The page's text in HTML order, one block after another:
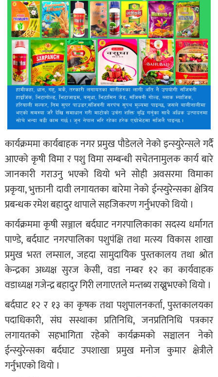
कार्यक्रममा कार्यबाहक नगर प्रमुख पौडेलले नेको इन्स्युरेन्सले गर्दै
आएको कृषी विमा र पशु विमा सम्बन्धी सचेतनामुलक कार्य बारे
जानकारी गराउनु भएको थियो भने सोही अवसरमा विमाका
प्रकृया, भुक्तानी दावी लगायतका बारेमा नेको ईन्स्युरेन्सका क्षेत्रिय
प्रबन्धक रमेश बहादुर थापाले सहजिकरण गर्नुभएको थियो ।
कार्यक्रममा कृषी सञ्जाल बर्दघाट नगरपालिकाका सदस्य धर्मागत
पाण्डे, बर्दघाट नगरपालिका पशुपंक्षि तथा मत्स्य विकास शाखा
प्रमुख भरत लम्साल, जहदा सामुदायिक पुस्तकालय तथा श्रोत
केन्द्रका अध्यक्ष सुरज केसी, वडा नम्बर १२ का कार्यवाहक
वडाध्यक्ष गजेन्द्र बहादुर गिरी लगाएतले मन्तब्य राख्नुभएको थियो ।
बर्दघाट १२ र १३ का कृषक तथा पशुपालनकर्ता, पुस्तकालयका
पदाधिकारी, संघ सस्थाका प्रतिनिधि, जनप्रतिनिधि पत्रकार
लगायतको सहभागिता रहेको कार्यक्रमको सञ्चालन नेको
ईन्स्युरेन्सका बर्दघाट उपशाखा प्रमुख मनोज कुमार क्षेत्रीले
गर्नुभएको थियो ।